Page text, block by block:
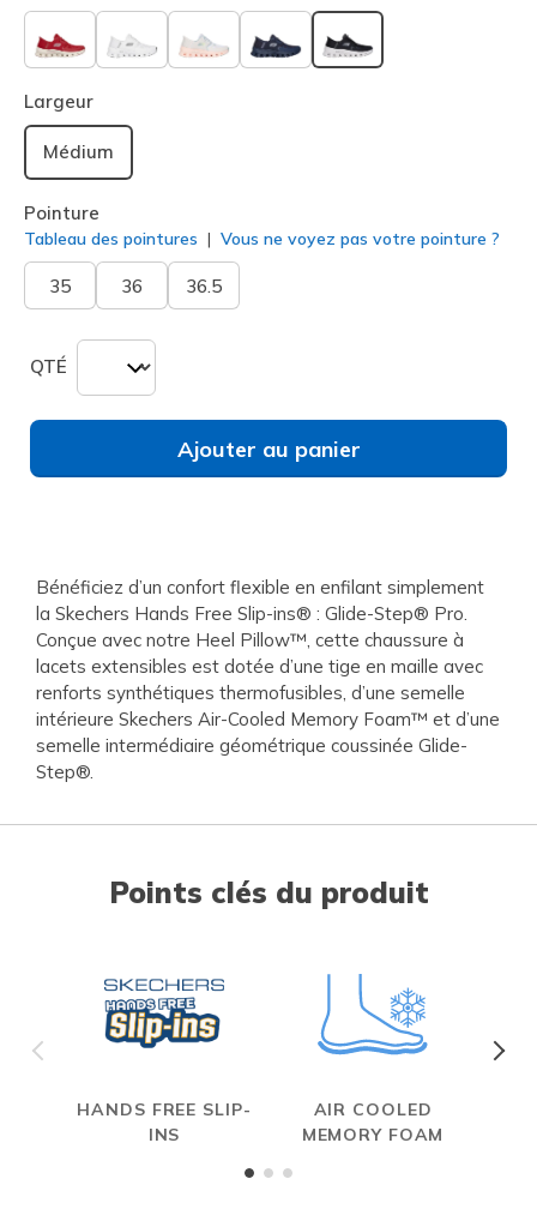
sélectionné
Largeur
Médium
Pointure
Tableau des pointures Vous ne voyez pas votre pointure ?
35 36 36.5
QTÉ
Ajouter au panier
Bénéficiez d’un confort flexible en enfilant simplement
la Skechers Hands Free Slip-ins® : Glide-Step® Pro.
Conçue avec notre Heel Pillow™, cette chaussure à
lacets extensibles est dotée d’une tige en maille avec
renforts synthétiques thermofusibles, d’une semelle
intérieure Skechers Air-Cooled Memory Foam™ et d’une
semelle intermédiaire géométrique coussinée Glide-
Step®.
Points clés du produit
HANDS FREE SLIP-
INS
AIR COOLED
MEMORY FOAM